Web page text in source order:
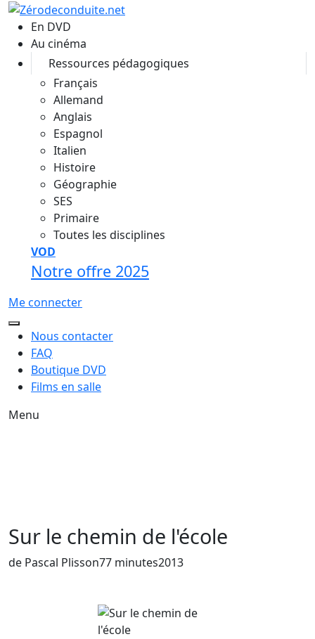
Aller au contenu principal
En DVD
Au cinéma
Ressources pédagogiques
Français
Allemand
Anglais
Espagnol
Italien
Histoire
Géographie
SES
Primaire
Toutes les disciplines
VOD
Notre offre 2025
Me connecter
Nous contacter
FAQ
Boutique DVD
Films en salle
Menu
Sur le chemin de l'école
de Pascal Plisson77 minutesAnnée de sortie du film
2013